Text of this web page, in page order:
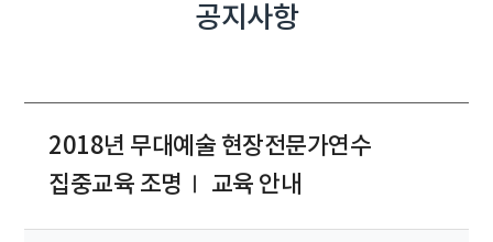
공지사항
2018년 무대예술 현장전문가연수
집중교육 조명Ⅰ 교육 안내